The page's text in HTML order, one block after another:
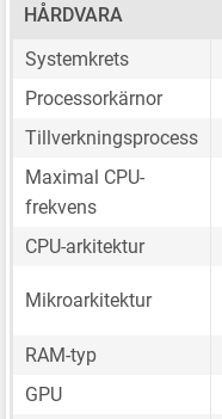
HÅRDVARA
Systemkrets
Processorkärnor
Tillverkningsprocess
Maximal CPU-
frekvens
CPU-arkitektur
Mikroarkitektur
RAM-typ
GPU